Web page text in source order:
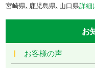
宮崎県､鹿児島県､山口県詳細
お
お客様の声